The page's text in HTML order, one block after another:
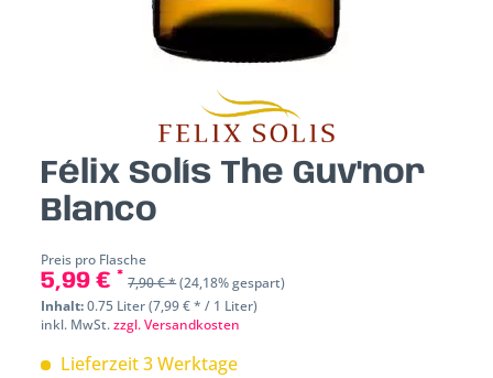
Félix Solís The Guv'nor
Blanco
Preis pro Flasche
5,99 € * 7,90 € *(24,18% gespart)
Inhalt:0.75 Liter (7,99 € * / 1 Liter)
inkl. MwSt.zzgl. Versandkosten
Lieferzeit 3 Werktage